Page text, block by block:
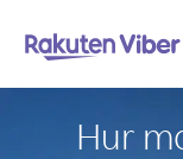
Hur